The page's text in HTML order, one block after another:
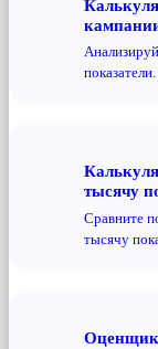
показатели.
тысячу
Сравните
тысячу
Оценщик